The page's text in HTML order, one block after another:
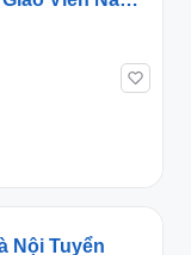
Nội Tuyển